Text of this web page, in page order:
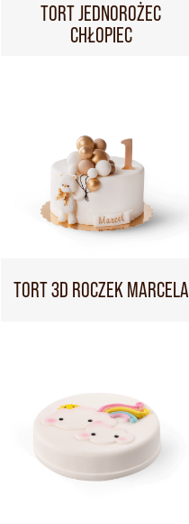
TORT JEDNOROŻEC
CHŁOPIEC
TORT 3D ROCZEK MARCELA